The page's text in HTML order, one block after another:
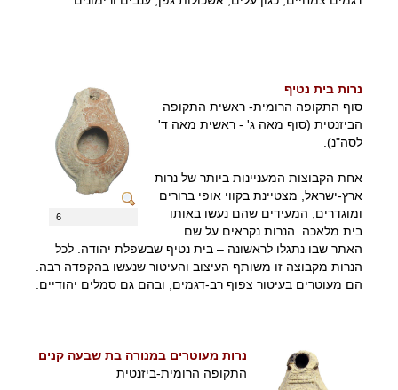
6
נרות בית נטיף
סוף התקופה הרומית- ראשית התקופה
הביזנטית (סוף מאה ג' - ראשית מאה ד'
לסה"נ).
אחת הקבוצות המעניינות ביותר של נרות
ארץ-ישראל, מצטיינת בקווי אופי ברורים
ומוגדרים, המעידים שהם נעשו באותו
בית מלאכה. הנרות נקראים על שם
האתר שבו נתגלו לראשונה – בית נטיף שבשפלת יהודה. לכל
הנרות מקבוצה זו משותף העיצוב והעיטור שנעשו בהקפדה רבה.
הם מעוטרים בעיטור צפוף רב-דגמים, ובהם גם סמלים יהודיים.
נרות מעוטרים במנורה בת שבעה קנים
התקופה הרומית-ביזנטית